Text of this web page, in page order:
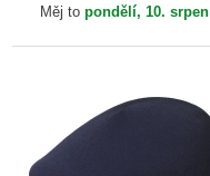
Měj to pondělí, 10. srpen